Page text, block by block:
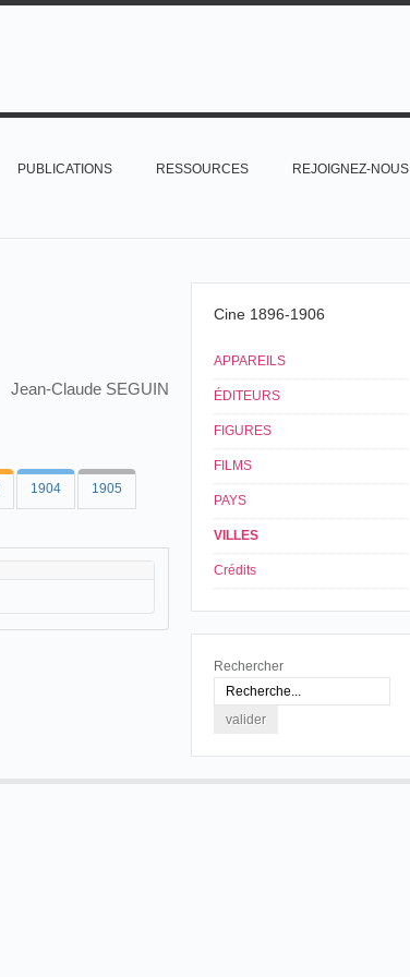
PUBLICATIONS RESSOURCES REJOIGNEZ-NOUS
Jean-Claude SEGUIN
1904 1905
Cine 1896-1906
APPAREILS
ÉDITEURS
FIGURES
FILMS
PAYS
VILLES
Crédits
Rechercher